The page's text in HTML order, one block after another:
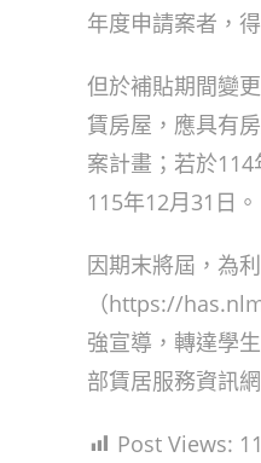
年度申請案者，
但於補貼期間變
賃房屋，應具有
案計畫；若於
115年12月31日。
因期末將屆，為
（https://
強宣導，轉達學
部賃居服務資訊
Post Views: